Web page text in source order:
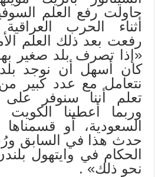
حاولت رفع العلم
أثناء الحرب العراقية
رفعت بعد ذلك العلم
«إذا تصرف بلد صغير
كان أسهل أن نوجد
نتعامل مع عدد كبير
تعلم أننا سنوفر على
وربما أعطينا الكويت
السعودية، أو
حدث هذا في السابق
نحو ذلك» .